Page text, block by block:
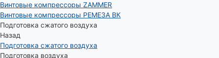
Винтовые компрессоры ZAMMER
Винтовые компрессоры РЕМЕЗА ВК
Подготовка сжатого воздуха
Назад
Подготовка сжатого воздуха
Подготовка воздуха